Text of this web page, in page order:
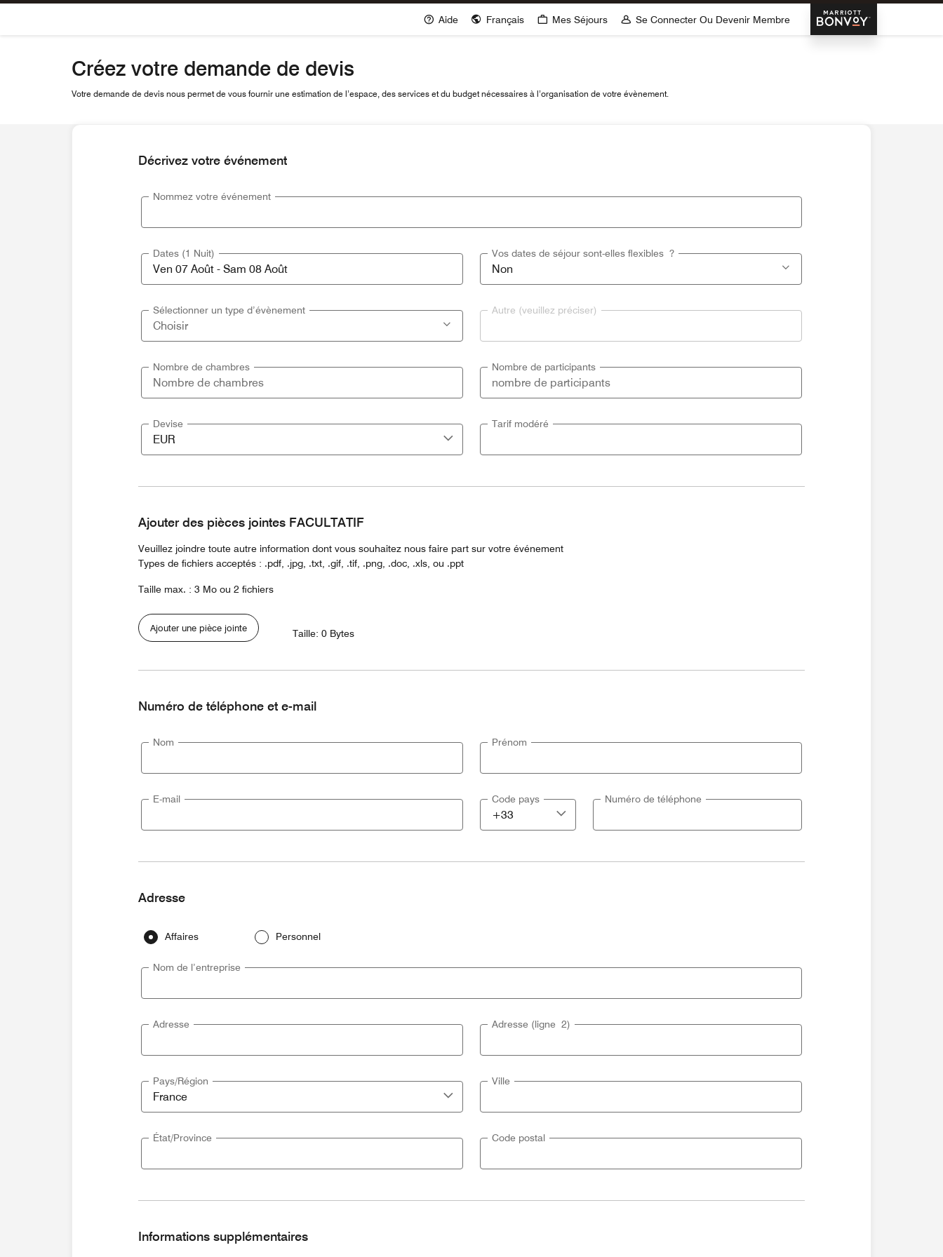
Skip To Content
Marriott Bonvoy
Aide Français Mes Séjours Se Connecter Ou Devenir Membre
Créez votre demande de devis
Votre demande de devis nous permet de vous fournir une estimation de l’espace, des services et du budget nécessaires à l’organisation de votre évènement.
Décrivez votre événement
Nommez votre événement
Dates (1 Nuit) Vos dates de séjour sont-elles flexibles ?
Sélectionner un type d’évènement Autre (veuillez préciser)
Nombre de chambres Nombre de participants
Devise Tarif modéré
Ajouter des pièces jointes FACULTATIF
Veuillez joindre toute autre information dont vous souhaitez nous faire part sur votre événement
Types de fichiers acceptés : .pdf, .jpg, .txt, .gif, .tif, .png, .doc, .xls, ou .ppt
Taille max. : 3 Mo ou 2 fichiers
Ajouter une pièce jointe Taille: 0 Bytes
Numéro de téléphone et e-mail
Nom Prénom
E-mail Code pays Numéro de téléphone
Adresse
Affaires Personnel
Nom de l’entreprise
Adresse Adresse (ligne 2)
Pays/Région Ville
État/Province Code postal
Informations supplémentaires